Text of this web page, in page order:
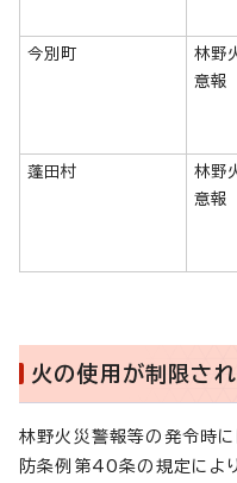
今別町
林野
意報
蓬田村
林野
意報
火の使用が制限さ
林野火災警報等の発令時
防条例第40条の規定により